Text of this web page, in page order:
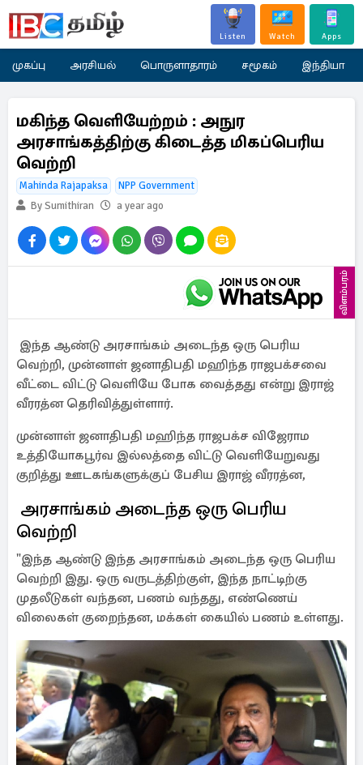
Listen Watch Apps
முகப்பு அரசியல் பொருளாதாரம் சமூகம் இந்தியா
மகிந்த வெளியேற்றம் : அநுர
அரசாங்கத்திற்கு கிடைத்த மிகப்பெரிய
வெற்றி
Mahinda Rajapaksa
NPP Government
By Sumithiran
a year ago
விளம்பரம்
இந்த ஆண்டு அரசாங்கம் அடைந்த ஒரு பெரிய
வெற்றி, முன்னாள் ஜனாதிபதி மஹிந்த ராஜபக்சவை
வீட்டை விட்டு வெளியே போக வைத்தது என்று இராஜ்
வீரரத்ன தெரிவித்துள்ளார்.
முன்னாள் ஜனாதிபதி மஹிந்த ராஜபக்ச விஜேராம
உத்தியோகபூர்வ இல்லத்தை விட்டு வெளியேறுவது
குறித்து ஊடகங்களுக்குப் பேசிய இராஜ் வீரரத்ன,
அரசாங்கம் அடைந்த ஒரு பெரிய
வெற்றி
"இந்த ஆண்டு இந்த அரசாங்கம் அடைந்த ஒரு பெரிய
வெற்றி இது. ஒரு வருடத்திற்குள், இந்த நாட்டிற்கு
முதலீடுகள் வந்தன, பணம் வந்தது, எண்ணெய்
விலைகள் குறைந்தன, மக்கள் கையில் பணம் உள்ளது.